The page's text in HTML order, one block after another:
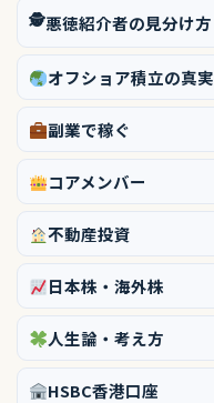
🕵️悪徳紹介者の見分け方
オフショア積立の真実
副業で稼ぐ
コアメンバー
不動産投資
日本株・海外株
人生論・考え方
HSBC香港口座